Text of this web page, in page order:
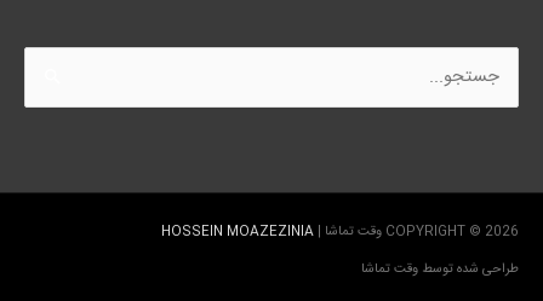
جستجو
برای:
COPYRIGHT © 2026 وقت تماشا |
HOSSEIN MOAZEZINIA
طراحی شده توسط وقت تماشا